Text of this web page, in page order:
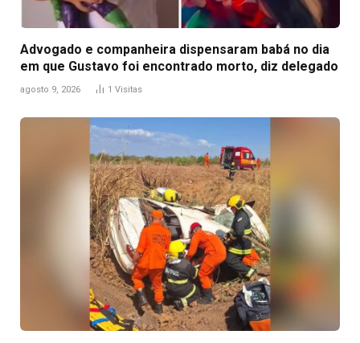
Advogado e companheira dispensaram babá no dia
em que Gustavo foi encontrado morto, diz delegado
agosto 9, 2026 1 Visitas